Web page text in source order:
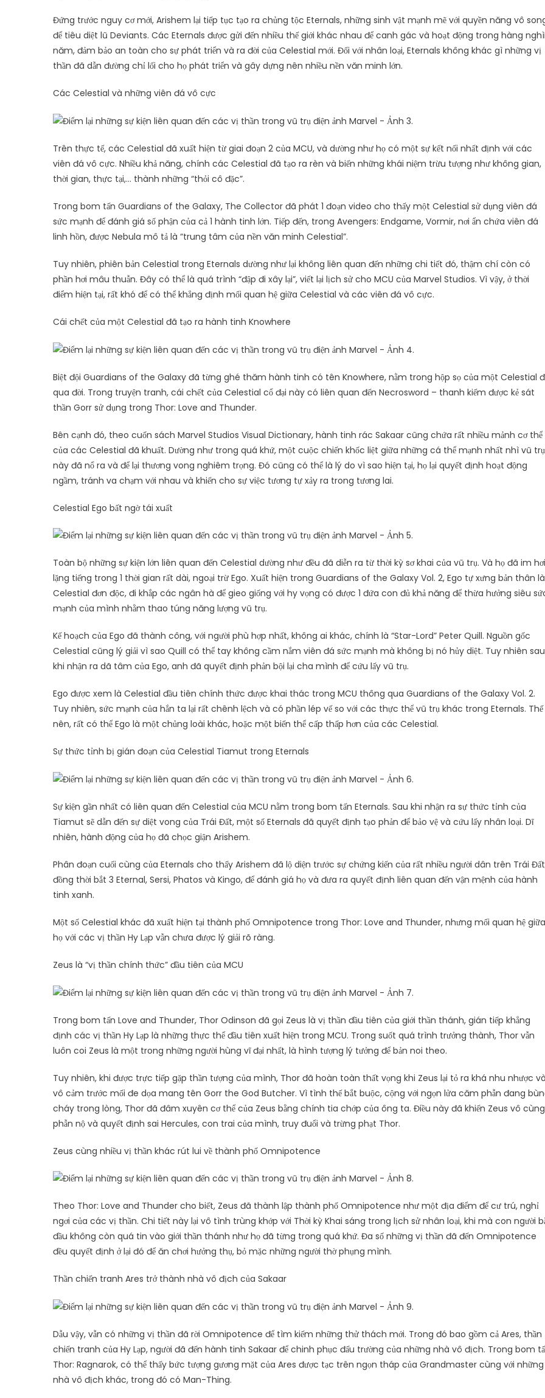
Đứng trước nguy cơ mới, Arishem lại tiếp tục tạo ra chủng tộc Eternals, những sinh vật mạnh mẽ với quyền năng vô
để tiêu diệt lũ Deviants. Các Eternals được gửi đến nhiều thế giới khác nhau để canh gác và hoạt động trong hàng
năm, đảm bảo an toàn cho sự phát triển và ra đời của Celestial mới. Đối với nhân loại, Eternals không khác gì những vị
thần đã dẫn đường chỉ lối cho họ phát triển và gây dựng nên nhiều nền văn minh lớn.
Các Celestial và những viên đá vô cực
Trên thực tế, các Celestial đã xuất hiện từ giai đoạn 2 của MCU, và dường như họ có một sự kết nối nhất định với các
viên đá vô cực. Nhiều khả năng, chính các Celestial đã tạo ra rèn và biến những khái niệm trừu tượng như không gian,
thời gian, thực tại,… thành những “thỏi cô đặc”.
Trong bom tấn Guardians of the Galaxy, The Collector đã phát 1 đoạn video cho thấy một Celestial sử dụng viên đá
sức mạnh để đánh giá số phận của cả 1 hành tinh lớn. Tiếp đến, trong Avengers: Endgame, Vormir, nơi ẩn chứa viên đá
linh hồn, được Nebula mô tả là “trung tâm của nền văn minh Celestial”.
Tuy nhiên, phiên bản Celestial trong Eternals dường như lại không liên quan đến những chi tiết đó, thậm chí còn có
phần hơi mâu thuẫn. Đây có thể là quá trình “đập đi xây lại”, viết lại lịch sử cho MCU của Marvel Studios. Vì vậy, ở thời
điểm hiện tại, rất khó để có thể khẳng định mối quan hệ giữa Celestial và các viên đá vô cực.
Cái chết của một Celestial đã tạo ra hành tinh Knowhere
Biệt đội Guardians of the Galaxy đã từng ghé thăm hành tinh có tên Knowhere, nằm trong hộp sọ của một Celestial
qua đời. Trong truyện tranh, cái chết của Celestial cổ đại này có liên quan đến Necrosword – thanh kiếm được kẻ sát
thần Gorr sử dụng trong Thor: Love and Thunder.
Bên cạnh đó, theo cuốn sách Marvel Studios Visual Dictionary, hành tinh rác Sakaar cũng chứa rất nhiều mảnh cơ thể
của các Celestial đã khuất. Dường như trong quá khứ, một cuộc chiến khốc liệt giữa những cá thể mạnh nhất nhì vũ trụ
này đã nổ ra và để lại thương vong nghiêm trọng. Đó cũng có thể là lý do vì sao hiện tại, họ lại quyết định hoạt động
ngầm, tránh va chạm với nhau và khiến cho sự việc tương tự xảy ra trong tương lai.
Celestial Ego bất ngờ tái xuất
Toàn bộ những sự kiện lớn liên quan đến Celestial dường như đều đã diễn ra từ thời kỳ sơ khai của vũ trụ. Và họ đã im hơi
lặng tiếng trong 1 thời gian rất dài, ngoại trừ Ego. Xuất hiện trong Guardians of the Galaxy Vol. 2, Ego tự xưng bản thân là
Celestial đơn độc, đi khắp các ngân hà để gieo giống với hy vọng có được 1 đứa con đủ khả năng để thừa hưởng siêu
mạnh của mình nhằm thao túng năng lượng vũ trụ.
Kế hoạch của Ego đã thành công, với người phù hợp nhất, không ai khác, chính là “Star-Lord” Peter Quill. Nguồn gốc
Celestial cũng lý giải vì sao Quill có thể tay không cầm nắm viên đá sức mạnh mà không bị nó hủy diệt. Tuy nhiên sau
khi nhận ra dã tâm của Ego, anh đã quyết định phản bội lại cha mình để cứu lấy vũ trụ.
Ego được xem là Celestial đầu tiên chính thức được khai thác trong MCU thông qua Guardians of the Galaxy Vol. 2.
Tuy nhiên, sức mạnh của hắn ta lại rất chênh lệch và có phần lép vế so với các thực thể vũ trụ khác trong Eternals. Thế
nên, rất có thể Ego là một chủng loài khác, hoặc một biến thể cấp thấp hơn của các Celestial.
Sự thức tỉnh bị gián đoạn của Celestial Tiamut trong Eternals
Sự kiện gần nhất có liên quan đến Celestial của MCU nằm trong bom tấn Eternals. Sau khi nhận ra sự thức tỉnh của
Tiamut sẽ dẫn đến sự diệt vong của Trái Đất, một số Eternals đã quyết định tạo phản để bảo vệ và cứu lấy nhân loại. Dĩ
nhiên, hành động của họ đã chọc giận Arishem.
Phân đoạn cuối cùng của Eternals cho thấy Arishem đã lộ diện trước sự chứng kiến của rất nhiều người dân trên Trái
đồng thời bắt 3 Eternal, Sersi, Phatos và Kingo, để đánh giá họ và đưa ra quyết định liên quan đến vận mệnh của hành
tinh xanh.
Một số Celestial khác đã xuất hiện tại thành phố Omnipotence trong Thor: Love and Thunder, nhưng mối quan hệ giữa
họ với các vị thần Hy Lạp vẫn chưa được lý giải rõ ràng.
Zeus là “vị thần chính thức” đầu tiên của MCU
Trong bom tấn Love and Thunder, Thor Odinson đã gọi Zeus là vị thần đầu tiên của giới thần thánh, gián tiếp khẳng
định các vị thần Hy Lạp là những thực thể đầu tiên xuất hiện trong MCU. Trong suốt quá trình trưởng thành, Thor vẫn
luôn coi Zeus là một trong những người hùng vĩ đại nhất, là hình tượng lý tưởng để bản noi theo.
Tuy nhiên, khi được trực tiếp gặp thần tượng của mình, Thor đã hoàn toàn thất vọng khi Zeus lại tỏ ra khá nhu nhược và
vô cảm trước mối đe dọa mang tên Gorr the God Butcher. Vì tình thế bắt buộc, cộng với ngọn lửa căm phẫn đang
cháy trong lòng, Thor đã đâm xuyên cơ thể của Zeus bằng chính tia chớp của ông ta. Điều này đã khiến Zeus vô cùng
phẫn nộ và quyết định sai Hercules, con trai của mình, truy đuổi và trừng phạt Thor.
Zeus cùng nhiều vị thần khác rút lui về thành phố Omnipotence
Theo Thor: Love and Thunder cho biết, Zeus đã thành lập thành phố Omnipotence như một địa điểm để cư trú, nghỉ
ngơi của các vị thần. Chi tiết này lại vô tình trùng khớp với Thời kỳ Khai sáng trong lịch sử nhân loại, khi mà con người
đầu không còn quá tin vào giới thần thánh như họ đã từng trong quá khứ. Đa số những vị thần đã đến Omnipotence
đều quyết định ở lại đó để ăn chơi hưởng thụ, bỏ mặc những người thờ phụng mình.
Thần chiến tranh Ares trở thành nhà vô địch của Sakaar
Dẫu vậy, vẫn có những vị thần đã rời Omnipotence để tìm kiếm những thử thách mới. Trong đó bao gồm cả Ares, thần
chiến tranh của Hy Lạp, người đã đến hành tinh Sakaar để chinh phục đấu trường của những nhà vô địch. Trong bom
Thor: Ragnarok, có thể thấy bức tượng gương mặt của Ares được tạc trên ngọn tháp của Grandmaster cùng với những
nhà vô địch khác, trong đó có Man-Thing.